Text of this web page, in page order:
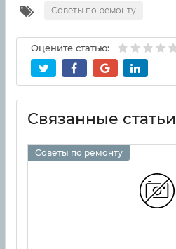
Советы по ремонту
Оцените статью:
Связанные статьи
Советы по ремонту